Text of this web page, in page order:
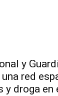
y
red
y droga